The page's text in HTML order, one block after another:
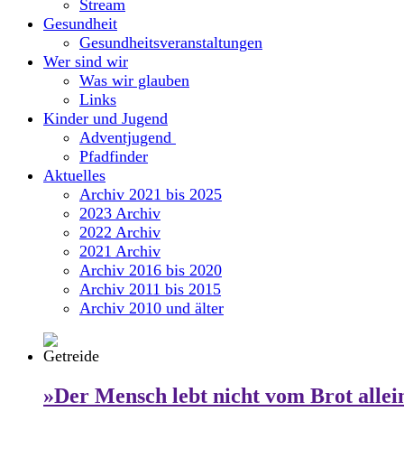
Stream
Gesundheit
Gesundheitsveranstaltungen
Wer sind wir
Was wir glauben
Links
Kinder und Jugend
Adventjugend
Pfadfinder
Aktuelles
Archiv 2021 bis 2025
2023 Archiv
2022 Archiv
2021 Archiv
Archiv 2016 bis 2020
Archiv 2011 bis 2015
Archiv 2010 und älter
»Der Mensch lebt nicht vom Brot